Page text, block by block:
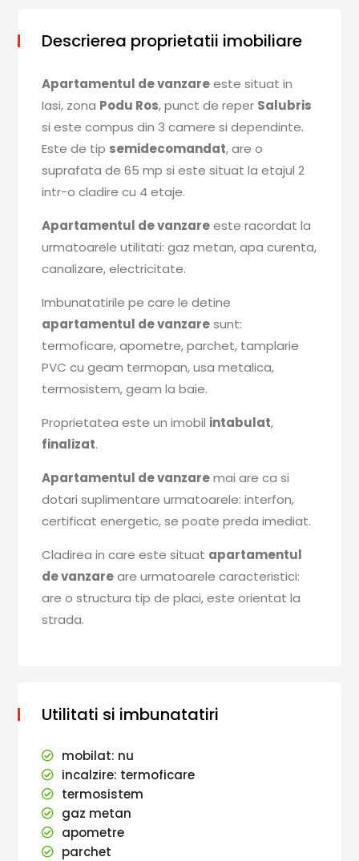
Descrierea proprietatii imobiliare
Apartamentul de vanzareeste situat in
Iasi, zona Podu Ros, punct de reper Salubris
si este compus din 3 camere si dependinte.
Este de tip semidecomandat, are o
suprafata de 65 mp si este situat la etajul 2
intr-o cladire cu 4 etaje.
Apartamentul de vanzareeste racordat la
urmatoarele utilitati: gaz metan, apa curenta,
canalizare, electricitate.
Imbunatatirile pe care le detine
apartamentul de vanzaresunt:
termoficare, apometre, parchet, tamplarie
PVC cu geam termopan, usa metalica,
termosistem, geam la baie.
Proprietatea este un imobil intabulat,
finalizat.
Apartamentul de vanzaremai are ca si
dotari suplimentare urmatoarele: interfon,
certificat energetic, se poate preda imediat.
Cladirea in care este situat apartamentul
de vanzareare urmatoarele caracteristici:
are o structura tip de placi, este orientat la
strada.
Utilitati si imbunatatiri
mobilat: nu
incalzire: termoficare
termosistem
gaz metan
apometre
parchet